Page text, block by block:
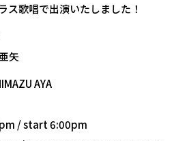
ス歌唱で出演いたしました！
矢
AYA
/ start 6:00pm